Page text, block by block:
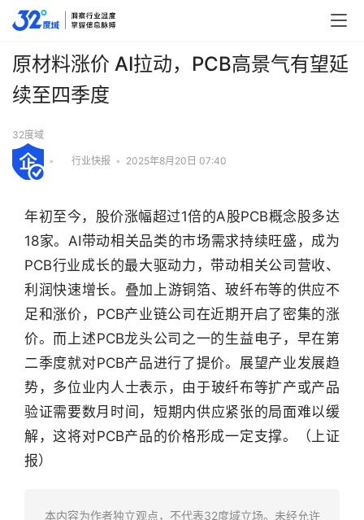
行
业
快
报
原材料涨价 AI拉动，PCB高景气有望延
续至四季度
32度域
• 行业快报 • 2025年8月20日 07:40
年初至今，股价涨幅超过1倍的A股PCB概念股多达
18家。AI带动相关品类的市场需求持续旺盛，成为
PCB行业成长的最大驱动力，带动相关公司营收、
利润快速增长。叠加上游铜箔、玻纤布等的供应不
足和涨价，PCB产业链公司在近期开启了密集的涨
价。而上述PCB龙头公司之一的生益电子，早在第
二季度就对PCB产品进行了提价。展望产业发展趋
势，多位业内人士表示，由于玻纤布等扩产或产品
验证需要数月时间，短期内供应紧张的局面难以缓
解，这将对PCB产品的价格形成一定支撑。（上证
报）
本内容为作者独立观点，不代表32度域立场。未经允许